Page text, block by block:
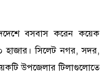
বসবাস করেন কয়েক
হাজার। সিলেট নগর, সদর,
উপজেলার টিলাগুলোতে